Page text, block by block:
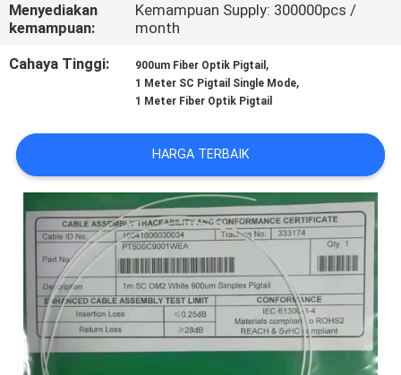
KASUS
Menyediakan
kemampuan:
Kemampuan Supply: 300000pcs /
month
Cahaya Tinggi:
900um Fiber Optik Pigtail ,
1 Meter SC Pigtail Single Mode,
1 Meter Fiber Optik Pigtail
HARGA TERBAIK